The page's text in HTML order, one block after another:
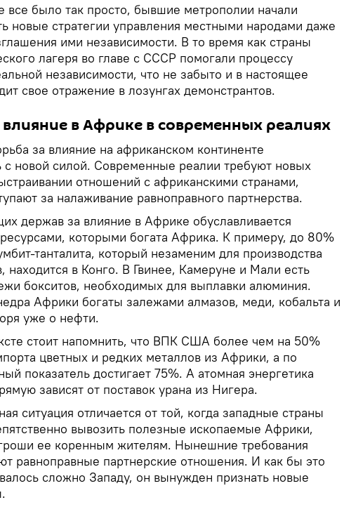
все было так просто, бывшие метрополии начали
новые стратегии управления местными народами даже
ими независимости. В то время как страны
лагеря во главе с СССР помогали процессу
независимости, что не забыто и в настоящее
свое отражение в лозунгах демонстрантов.
влияние в Африке в современных реалиях
за влияние на африканском континенте
с новой силой. Современные реалии требуют новых
отношений с африканскими странами,
за налаживание равноправного партнерства.
держав за влияние в Африке обуславливается
которыми богата Африка. К примеру, до 80%
танталита, который незаменим для производства
находится в Конго. В Гвинее, Камеруне и Мали есть
бокситов, необходимых для выплавки алюминия.
Африки богаты залежами алмазов, меди, кобальта и
уже о нефти.
стоит напомнить, что ВПК США более чем на 50%
цветных и редких металлов из Африки, а по
показатель достигает 75%. А атомная энергетика
зависят от поставок урана из Нигера.
ситуация отличается от той, когда западные страны
вывозить полезные ископаемые Африки,
ее коренным жителям. Нынешние требования
равноправные партнерские отношения. И как бы это
сложно Западу, он вынужден признать новые